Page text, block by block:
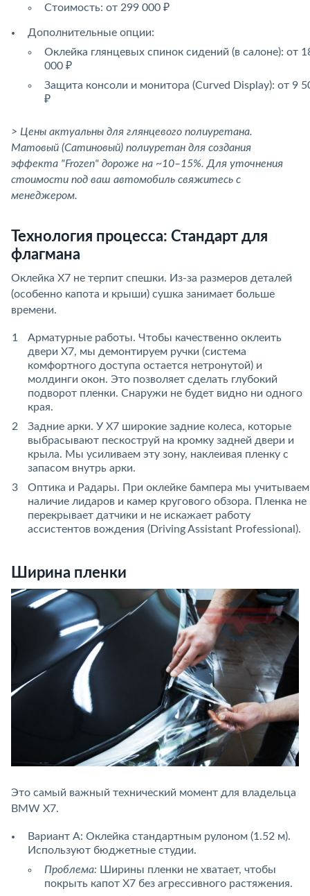
Стоимость: от 299 000 ₽
Дополнительные опции:
Оклейка глянцевых спинок сидений (в салоне): от
000 ₽
Защита консоли и монитора (Curved Display): от 9
₽
> Цены актуальны для глянцевого полиуретана.
Матовый (Сатиновый) полиуретан для создания
эффекта "Frozen" дороже на ~10–15%. Для уточнения
стоимости под ваш автомобиль свяжитесь с
менеджером.
Технология процесса: Стандарт для
флагмана
Оклейка X7 не терпит спешки. Из-за размеров деталей
(особенно капота и крыши) сушка занимает больше
времени.
Арматурные работы. Чтобы качественно оклеить
двери X7, мы демонтируем ручки (система
комфортного доступа остается нетронутой) и
молдинги окон. Это позволяет сделать глубокий
подворот пленки. Снаружи не будет видно ни одного
края.
Задние арки. У X7 широкие задние колеса, которые
выбрасывают пескоструй на кромку задней двери и
крыла. Мы усиливаем эту зону, наклеивая пленку с
запасом внутрь арки.
Оптика и Радары. При оклейке бампера мы учитываем
наличие лидаров и камер кругового обзора. Пленка не
перекрывает датчики и не искажает работу
ассистентов вождения (Driving Assistant Professional).
Ширина пленки
Это самый важный технический момент для владельца
BMW X7.
Вариант А: Оклейка стандартным рулоном (1.52 м).
Используют бюджетные студии.
Проблема: Ширины пленки не хватает, чтобы
покрыть капот X7 без агрессивного растяжения.